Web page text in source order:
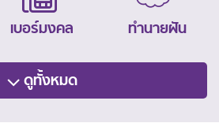
เบอร์มงคล ทำนายฝัน
ดูทั้งหมด